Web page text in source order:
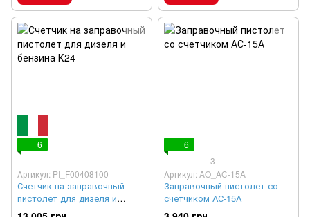
6
Артикул: PI_F00408100
Счетчик на заправочный
пистолет для дизеля и
бензина К24
6
3
Артикул: AO_AC-15A
Заправочный пистолет со
счетчиком АС-15А